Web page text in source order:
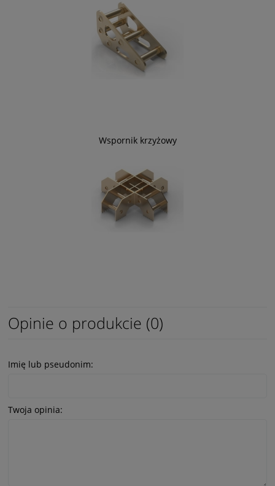
Wspornik krzyżowy
Opinie o produkcie (0)
Imię lub pseudonim:
Twoja opinia: